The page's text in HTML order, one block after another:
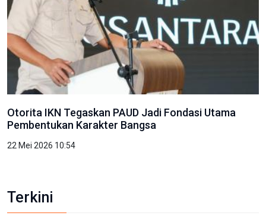
Otorita IKN Tegaskan PAUD Jadi Fondasi Utama
Pembentukan Karakter Bangsa
22 Mei 2026 10:54
Terkini